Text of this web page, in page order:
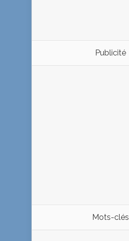
Publicité
Mots-clés